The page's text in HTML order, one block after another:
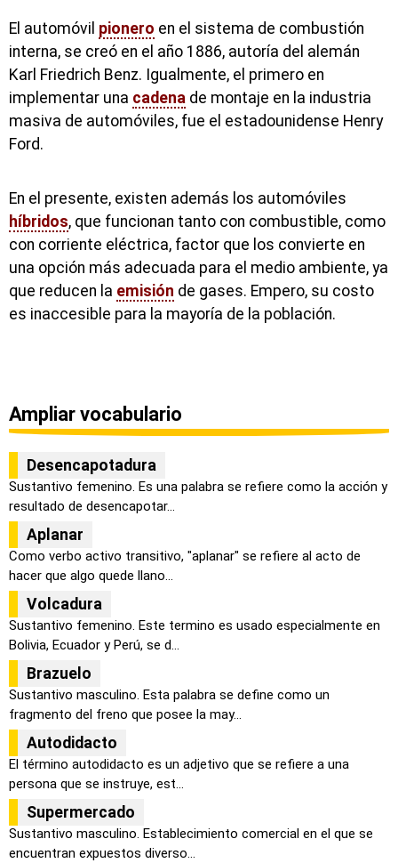
El automóvil pionero en el sistema de combustión
interna, se creó en el año 1886, autoría del alemán
Karl Friedrich Benz. Igualmente, el primero en
implementar una cadena de montaje en la industria
masiva de automóviles, fue el estadounidense Henry
Ford.
En el presente, existen además los automóviles
híbridos, que funcionan tanto con combustible, como
con corriente eléctrica, factor que los convierte en
una opción más adecuada para el medio ambiente, ya
que reducen la emisión de gases. Empero, su costo
es inaccesible para la mayoría de la población.
Ampliar vocabulario
Desencapotadura
Sustantivo femenino. Es una palabra se refiere como la acción y
resultado de desencapotar...
Aplanar
Como verbo activo transitivo, "aplanar" se refiere al acto de
hacer que algo quede llano...
Volcadura
Sustantivo femenino. Este termino es usado especialmente en
Bolivia, Ecuador y Perú, se d...
Brazuelo
Sustantivo masculino. Esta palabra se define como un
fragmento del freno que posee la may...
Autodidacto
El término autodidacto es un adjetivo que se refiere a una
persona que se instruye, est...
Supermercado
Sustantivo masculino. Establecimiento comercial en el que se
encuentran expuestos diverso...